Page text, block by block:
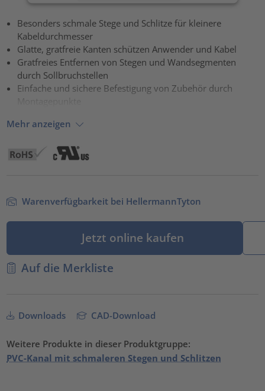
Akzeptieren
powered byUsercentrics Consent Management Platform
Besonders schmale Stege und Schlitze für kleinere
Kabeldurchmesser
Glatte, gratfreie Kanten schützen Anwender und Kabel
Gratfreies Entfernen von Stegen und Wandsegmenten
durch Sollbruchstellen
Einfache und sichere Befestigung von Zubehör durch
Mehr anzeigen
Warenverfügbarkeit bei HellermannTyton
Jetzt online kaufen
Auf die Merkliste
Downloads CAD-Download
Weitere Produkte in dieser Produktgruppe:
PVC-Kanal mit schmaleren Stegen und Schlitzen